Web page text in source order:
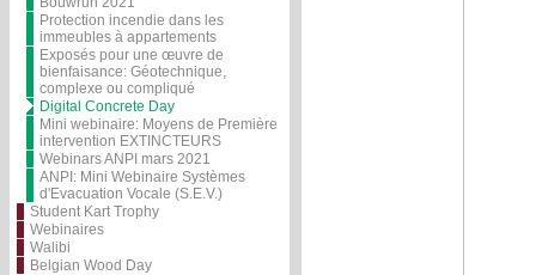
Protection incendie dans les
immeubles à appartements
Exposés pour une œuvre de
bienfaisance: Géotechnique,
complexe ou compliqué
Digital Concrete Day
Mini webinaire: Moyens de Première
intervention EXTINCTEURS
Webinars ANPI mars 2021
ANPI: Mini Webinaire Systèmes
d'Evacuation Vocale (S.E.V.)
Student Kart Trophy
Webinaires
Walibi
Belgian Wood Day